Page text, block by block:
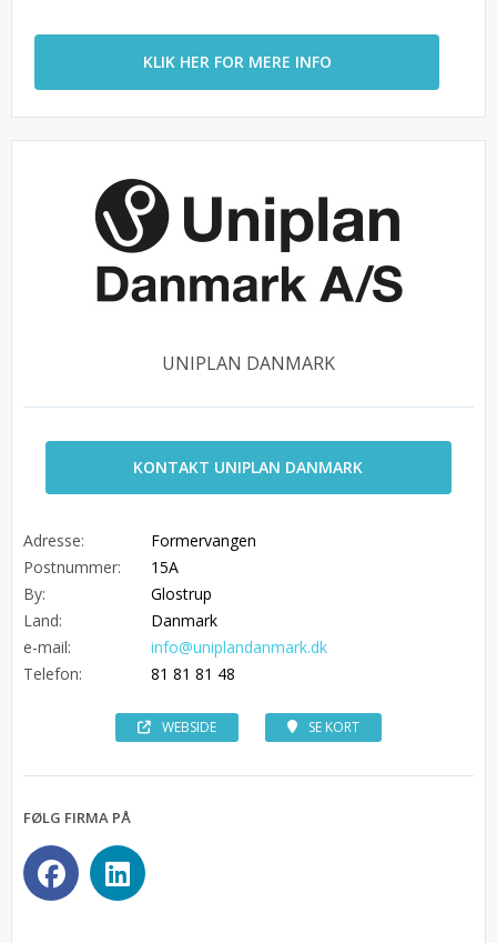
KLIK HER FOR MERE INFO
UNIPLAN DANMARK
KONTAKT UNIPLAN DANMARK
Adresse:
Formervangen
Postnummer:
15A
By:
Glostrup
Land:
Danmark
e-mail:
info@uniplandanmark.dk
Telefon:
81 81 81 48
WEBSIDE SE KORT
FØLG FIRMA PÅ